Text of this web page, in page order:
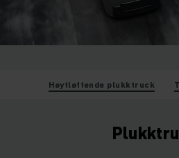
Høytløftende plukktruck